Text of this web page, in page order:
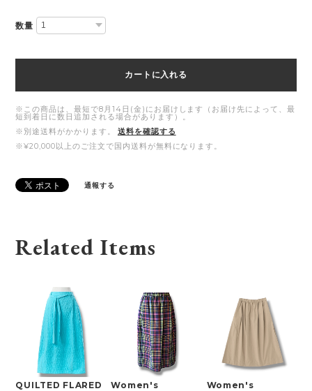
数量
カートに入れる
※この商品は、最短で8月14日(金)にお届けします（お届け先によって、最
短到着日に数日追加される場合があります）。
※別途送料がかかります。
送料を確認する
※¥20,000以上のご注文で国内送料が無料になります。
通報する
Related Items
QUILTED FLARED
Women's
Women's